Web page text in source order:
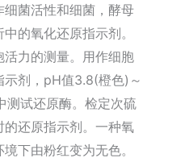
菌活性和细菌，酵母
的氧化还原指示剂。
力的测量。用作细胞
剂，pH值3.8(橙色)～
测试还原酶。检定次硫
还原指示剂。一种氧
下由粉红变为无色。